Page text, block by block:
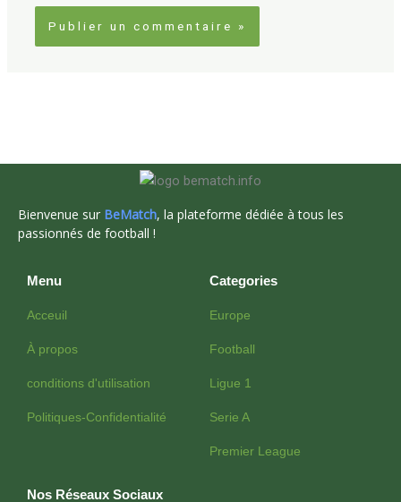
Bienvenue sur BeMatch, la plateforme dédiée à tous les
passionnés de football !
Menu
Acceuil
À propos
conditions d'utilisation
Politiques-Confidentialité
Categories
Europe
Football
Ligue 1
Serie A
Premier League
Nos Réseaux Sociaux